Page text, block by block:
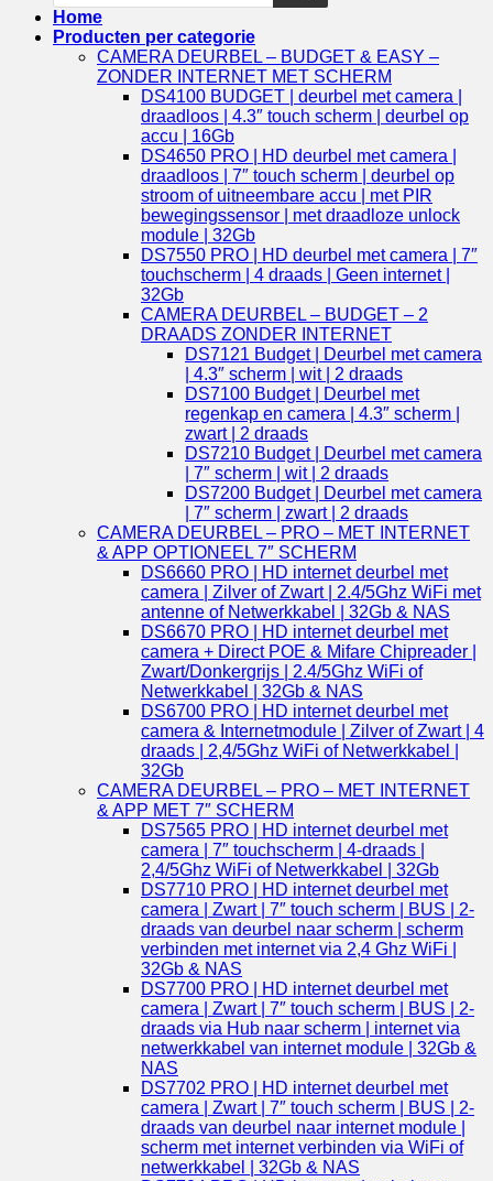
Home
Producten per categorie
CAMERA DEURBEL – BUDGET & EASY –
ZONDER INTERNET MET SCHERM
DS4100 BUDGET | deurbel met camera |
draadloos | 4.3″ touch scherm | deurbel op
accu | 16Gb
DS4650 PRO | HD deurbel met camera |
draadloos | 7″ touch scherm | deurbel op
stroom of uitneembare accu | met PIR
bewegingssensor | met draadloze unlock
module | 32Gb
DS7550 PRO | HD deurbel met camera | 7″
touchscherm | 4 draads | Geen internet |
32Gb
CAMERA DEURBEL – BUDGET – 2
DRAADS ZONDER INTERNET
DS7121 Budget | Deurbel met camera
| 4.3″ scherm | wit | 2 draads
DS7100 Budget | Deurbel met
regenkap en camera | 4.3″ scherm |
zwart | 2 draads
DS7210 Budget | Deurbel met camera
| 7″ scherm | wit | 2 draads
DS7200 Budget | Deurbel met camera
| 7″ scherm | zwart | 2 draads
CAMERA DEURBEL – PRO – MET INTERNET
& APP OPTIONEEL 7″ SCHERM
DS6660 PRO | HD internet deurbel met
camera | Zilver of Zwart | 2.4/5Ghz WiFi met
antenne of Netwerkkabel | 32Gb & NAS
DS6670 PRO | HD internet deurbel met
camera + Direct POE & Mifare Chipreader |
Zwart/Donkergrijs | 2.4/5Ghz WiFi of
Netwerkkabel | 32Gb & NAS
DS6700 PRO | HD internet deurbel met
camera & Internetmodule | Zilver of Zwart | 4
draads | 2,4/5Ghz WiFi of Netwerkkabel |
32Gb
CAMERA DEURBEL – PRO – MET INTERNET
& APP MET 7″ SCHERM
DS7565 PRO | HD internet deurbel met
camera | 7″ touchscherm | 4-draads |
2,4/5Ghz WiFi of Netwerkkabel | 32Gb
DS7710 PRO | HD internet deurbel met
camera | Zwart | 7″ touch scherm | BUS | 2-
draads van deurbel naar scherm | scherm
verbinden met internet via 2,4 Ghz WiFi |
32Gb & NAS
DS7700 PRO | HD internet deurbel met
camera | Zwart | 7″ touch scherm | BUS | 2-
draads via Hub naar scherm | internet via
netwerkkabel van internet module | 32Gb &
NAS
DS7702 PRO | HD internet deurbel met
camera | Zwart | 7″ touch scherm | BUS | 2-
draads van deurbel naar internet module |
scherm met internet verbinden via WiFi of
netwerkkabel | 32Gb & NAS